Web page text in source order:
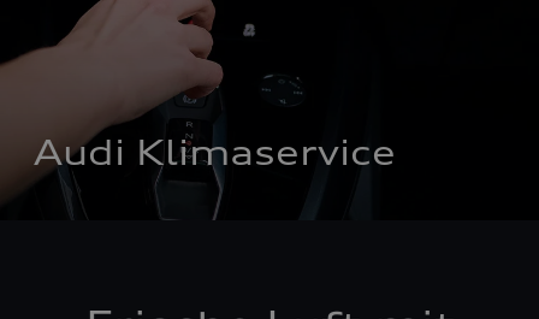
Audi Klimaservice